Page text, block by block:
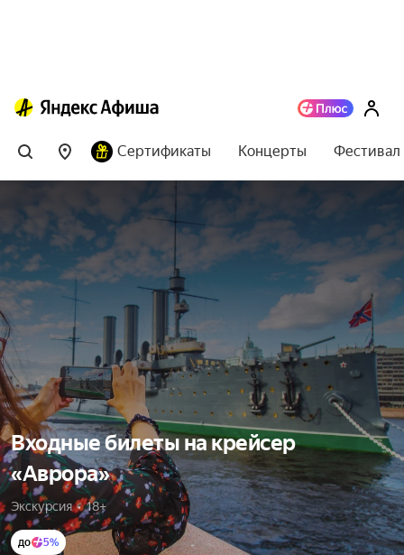
Сертификаты Концерты
Входные билеты на крейсер
«Аврора»
Экскурсия  •  18+
до 5%